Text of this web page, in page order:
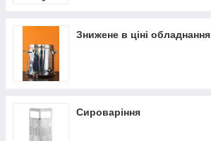
Знижене в ціні обладнання
Сироваріння